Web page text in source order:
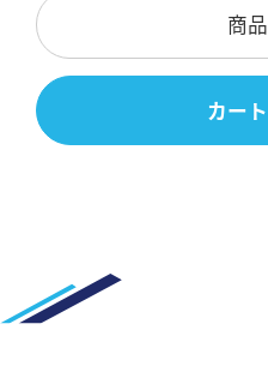
商
カー